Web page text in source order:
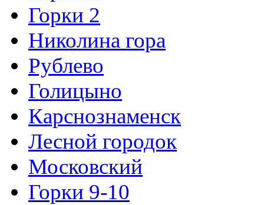
Горки 2
Николина гора
Рублево
Голицыно
Карснознаменск
Лесной городок
Московский
Горки 9-10